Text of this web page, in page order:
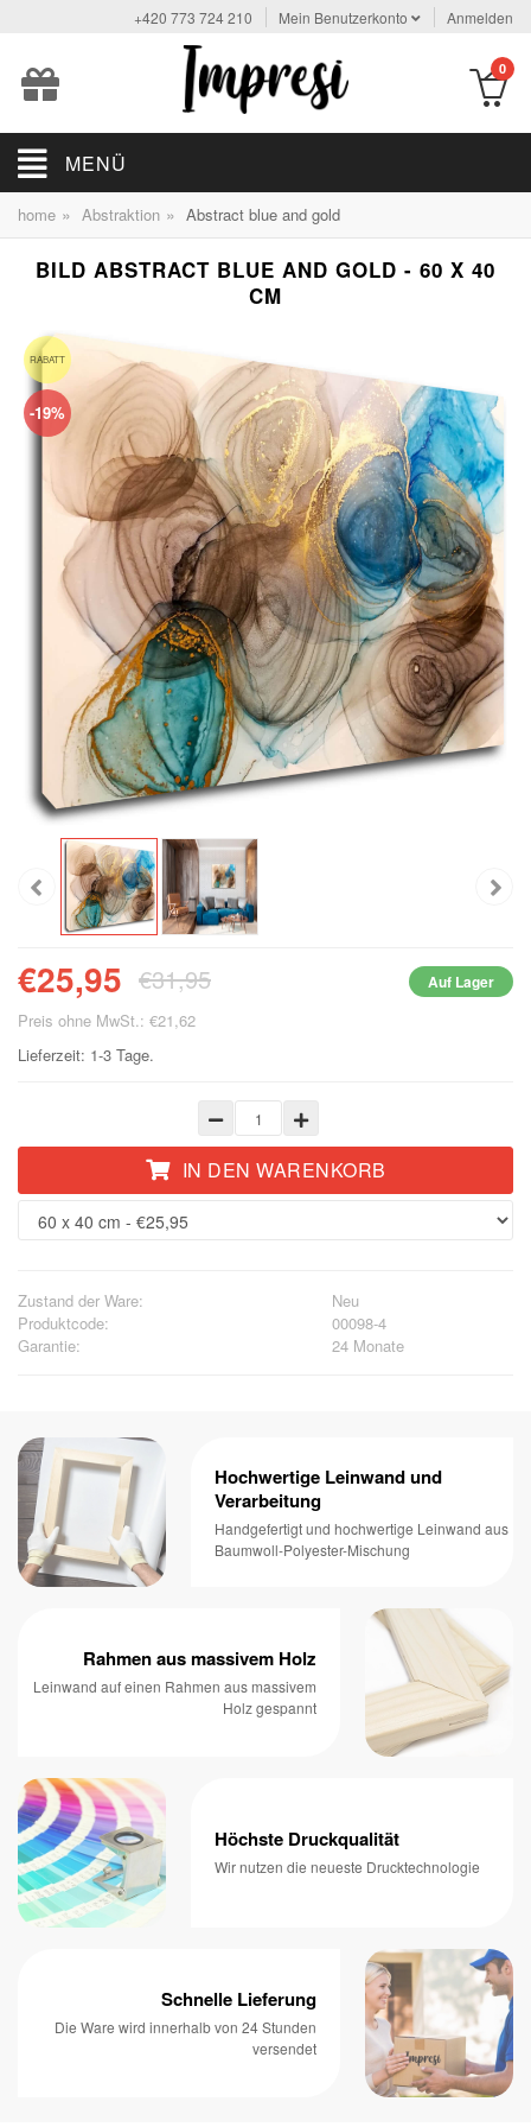
+420 773 724 210 Mein Benutzerkonto Anmelden
0
MENÜ
home » Abstraktion » Abstract blue and gold
BILD ABSTRACT BLUE AND GOLD - 60 X 40
CM
RABATT
-19%
€25,95 €31,95 Auf Lager
Preis ohne MwSt.: €21,62
Lieferzeit: 1-3 Tage.
IN DEN WARENKORB
Zustand der Ware:
Neu
Produktcode:
00098-4
Garantie:
24 Monate
Hochwertige Leinwand und
Verarbeitung
Handgefertigt und hochwertige Leinwand aus
Baumwoll-Polyester-Mischung
Rahmen aus massivem Holz
Leinwand auf einen Rahmen aus massivem
Holz gespannt
Höchste Druckqualität
Wir nutzen die neueste Drucktechnologie
Schnelle Lieferung
Die Ware wird innerhalb von 24 Stunden
versendet